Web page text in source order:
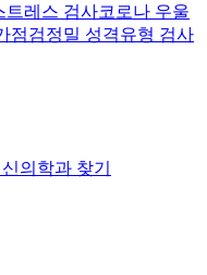
트레스 검사코로나 우울
점검정밀 성격유형 검사
의학과 찾기